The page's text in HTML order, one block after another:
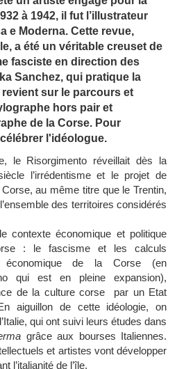
à 1942, il fut l’illustrateur
e Moderna. Cette revue,
a été un véritable creuset de
fasciste en direction des
Sanchez, qui pratique la
sur le parcours et
hors pair et
de la Corse. Pour
l'idéologue.
le Risorgimento réveillait dès la
l’irrédentisme et le projet de
au même titre que le Trentin,
des territoires considérés
contexte économique et politique
: le fascisme et les calculs
économique de la Corse (en
qui est en pleine expansion),
de la culture corse par un Etat
aiguillon de cette idéologie, on
qui ont suivi leurs études dans
grâce aux bourses Italiennes.
et artistes vont développer
l’italianité de l’île.